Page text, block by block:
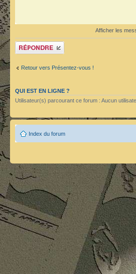
Afficher les
Publier une réponse
Retour vers Présentez-vous !
QUI EST EN LIGNE ?
Utilisateur(s) parcourant ce forum : Aucun
Index du forum